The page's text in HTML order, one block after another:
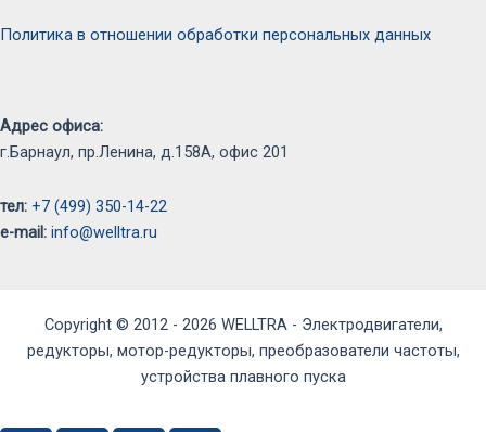
Политика в отношении обработки персональных данных
Адрес офиса:
г.Барнаул, пр.Ленина, д.158А, офис 201
тел: +7 (499) 350-14-22
e-mail: info@welltra.ru
Copyright © 2012 - 2026 WELLTRA - Электродвигатели,
редукторы, мотор-редукторы, преобразователи частоты,
устройства плавного пуска